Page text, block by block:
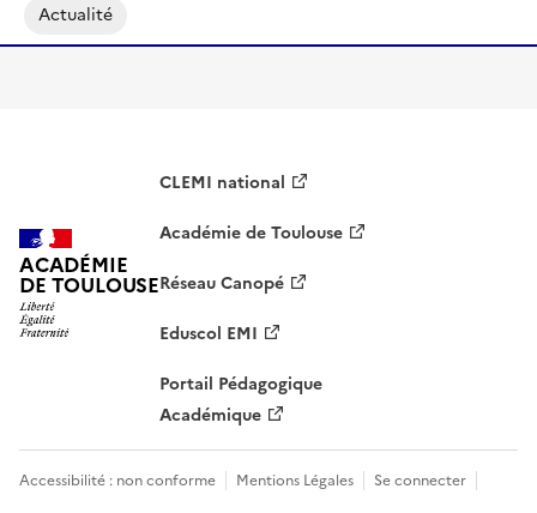
Actualité
ACADÉMIE
DE TOULOUSE
CLEMI national
Académie de Toulouse
Réseau Canopé
Eduscol EMI
Portail Pédagogique
Académique
Accessibilité : non conforme Mentions Légales
Se connecter